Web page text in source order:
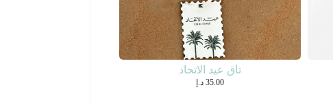
تاق عيد الاتحاد
35.00 د.إ